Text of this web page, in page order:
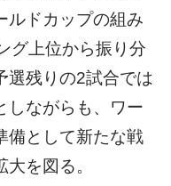
ルドカップの組み
グ上位から振り分
選残りの2試合では
しながらも、ワー
備として新たな戦
を図る。